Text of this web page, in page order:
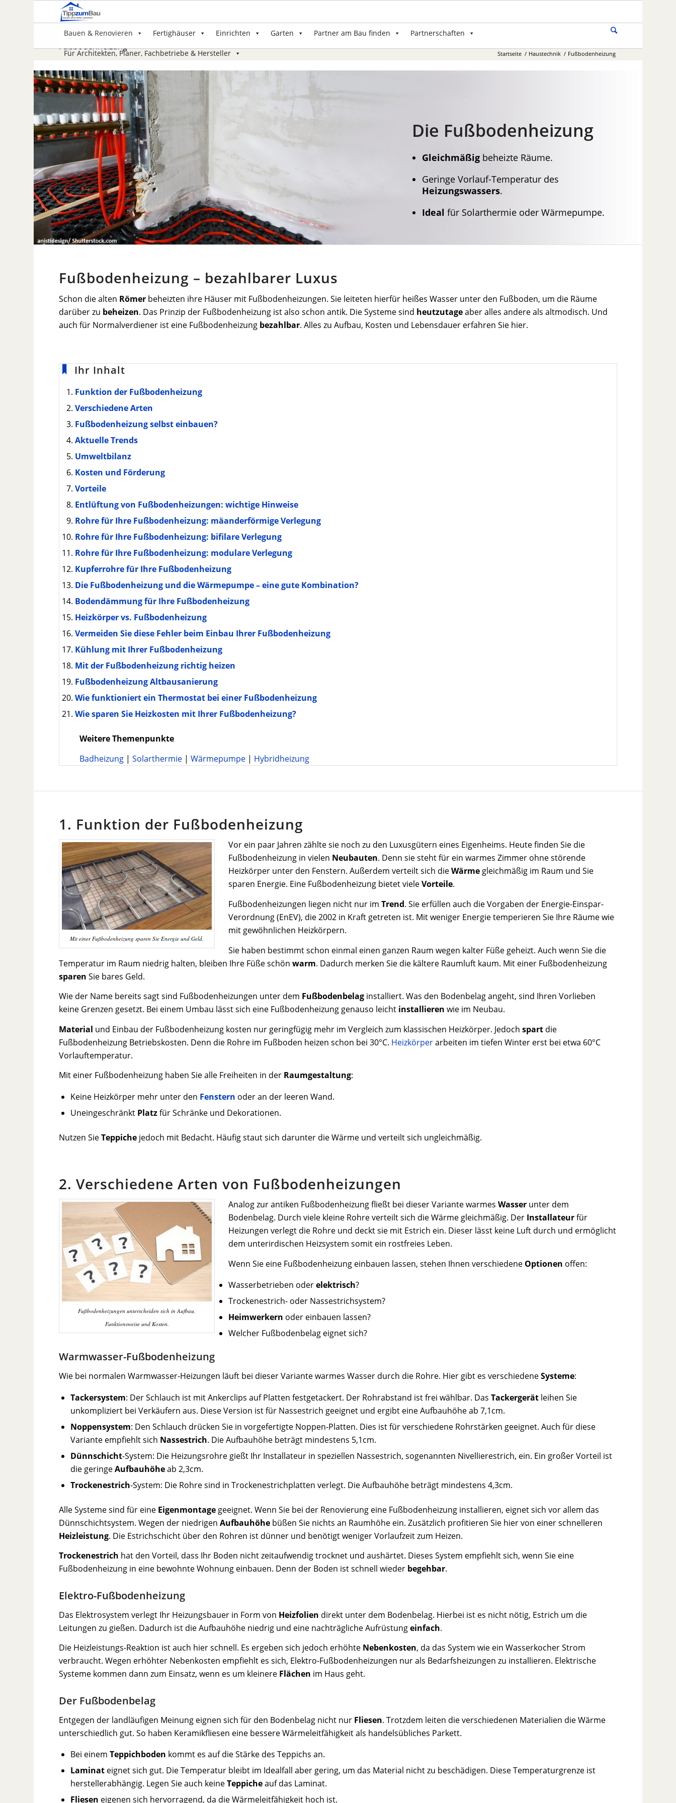
Bauen & Renovieren Fertighäuser Einrichten Garten Partner am Bau finden Partnerschaften
Für Architekten, Planer, Fachbetriebe & Hersteller
Fußbodenheizung
Startseite / Haustechnik / Fußbodenheizung
Die Fußbodenheizung
Gleichmäßigbeheizte Räume.
Geringe Vorlauf-Temperatur des
Heizungswassers.
Ideal für Solarthermie oder Wärmepumpe.
Fußbodenheizung – bezahlbarer Luxus
Schon die alten Römer beheizten ihre Häuser mit Fußbodenheizungen. Sie leiteten hierfür heißes Wasser unter den Fußboden, um die Räume
darüber zu beheizen. Das Prinzip der Fußbodenheizung ist also schon antik. Die Systeme sind heutzutageaber alles andere als altmodisch. Und
auch für Normalverdiener ist eine Fußbodenheizung bezahlbar. Alles zu Aufbau, Kosten und Lebensdauer erfahren Sie hier.
Ihr Inhalt
Funktion der Fußbodenheizung
Verschiedene Arten
Fußbodenheizung selbst einbauen?
Aktuelle Trends
Umweltbilanz
Kosten und Förderung
Vorteile
Entlüftung von Fußbodenheizungen: wichtige Hinweise
Rohre für Ihre Fußbodenheizung: mäanderförmige Verlegung
Rohre für Ihre Fußbodenheizung: bifilare Verlegung
Rohre für Ihre Fußbodenheizung: modulare Verlegung
Kupferrohre für Ihre Fußbodenheizung
Die Fußbodenheizung und die Wärmepumpe – eine gute Kombination?
Bodendämmung für Ihre Fußbodenheizung
Heizkörper vs. Fußbodenheizung
Vermeiden Sie diese Fehler beim Einbau Ihrer Fußbodenheizung
Kühlung mit Ihrer Fußbodenheizung
Mit der Fußbodenheizung richtig heizen
Fußbodenheizung Altbausanierung
Wie funktioniert ein Thermostat bei einer Fußbodenheizung
Wie sparen Sie Heizkosten mit Ihrer Fußbodenheizung?
Weitere Themenpunkte
Badheizung |Solarthermie |Wärmepumpe | Hybridheizung
1. Funktion der Fußbodenheizung
Mit einer Fußbodenheizung sparen Sie Energie und Geld.
Vor ein paar Jahren zählte sie noch zu den Luxusgütern eines Eigenheims. Heute finden Sie die
Fußbodenheizung in vielen Neubauten. Denn sie steht für ein warmes Zimmer ohne störende
Heizkörper unter den Fenstern. Außerdem verteilt sich dieWärme gleichmäßig im Raum und Sie
sparen Energie. Eine Fußbodenheizung bietet vieleVorteile.
Fußbodenheizungen liegen nicht nur imTrend. Sie erfüllen auch die Vorgaben der Energie-Einspar-
Verordnung (EnEV), die 2002 in Kraft getreten ist. Mit weniger Energie temperieren Sie Ihre Räume wie
mit gewöhnlichen Heizkörpern.
Sie haben bestimmt schon einmal einen ganzen Raum wegen kalter Füße geheizt. Auch wenn Sie die
Temperatur im Raum niedrig halten, bleiben Ihre Füße schönwarm. Dadurch merken Sie die kältere Raumluft kaum. Mit einer Fußbodenheizung
sparen Sie bares Geld.
Wie der Name bereits sagt sind Fußbodenheizungen unter dem Fußbodenbelag installiert. Was den Bodenbelag angeht, sind Ihren Vorlieben
keine Grenzen gesetzt. Bei einem Umbau lässt sich eine Fußbodenheizung genauso leicht installieren wie im Neubau.
Material und Einbau der Fußbodenheizung kosten nur geringfügig mehr im Vergleich zum klassischen Heizkörper. Jedochspart die
Fußbodenheizung Betriebskosten. Denn die Rohre im Fußboden heizen schon bei 30°C. Heizkörperarbeiten im tiefen Winter erst bei etwa 60°C
Vorlauftemperatur.
Mit einer Fußbodenheizung haben Sie alle Freiheiten in der Raumgestaltung:
Keine Heizkörper mehr unter den Fenstern oder an der leeren Wand.
Uneingeschränkt Platzfür Schränke und Dekorationen.
Nutzen SieTeppiche jedoch mit Bedacht. Häufig staut sich darunter die Wärme und verteilt sich ungleichmäßig.
2. Verschiedene Arten von Fußbodenheizungen
Fußbodenheizungen unterscheiden sich in Aufbau,
Funktionsweise und Kosten.
Analog zur antiken Fußbodenheizung fließt bei dieser Variante warmesWasser unter dem
Bodenbelag. Durch viele kleine Rohre verteilt sich die Wärme gleichmäßig. Der Installateurfür
Heizungen verlegt die Rohre und deckt sie mit Estrich ein. Dieser lässt keine Luft durch und ermöglicht
dem unterirdischen Heizsystem somit ein rostfreies Leben.
Wenn Sie eine Fußbodenheizung einbauen lassen, stehen Ihnen verschiedene Optionen offen:
Wasserbetrieben oderelektrisch?
Trockenestrich- oder Nassestrichsystem?
Heimwerkern oder einbauen lassen?
Welcher Fußbodenbelag eignet sich?
Warmwasser-Fußbodenheizung
Wie bei normalen Warmwasser-Heizungen läuft bei dieser Variante warmes Wasser durch die Rohre. Hier gibt es verschiedeneSysteme:
Tackersystem: Der Schlauch ist mit Ankerclips auf Platten festgetackert. Der Rohrabstand ist frei wählbar. DasTackergerät leihen Sie
unkompliziert bei Verkäufern aus. Diese Version ist für Nassestrich geeignet und ergibt eine Aufbauhöhe ab 7,1cm.
Noppensystem: Den Schlauch drücken Sie in vorgefertigte Noppen-Platten. Dies ist für verschiedene Rohrstärken geeignet. Auch für diese
Variante empfiehlt sich Nassestrich. Die Aufbauhöhe beträgt mindestens 5,1cm.
Dünnschicht-System: Die Heizungsrohre gießt Ihr Installateur in speziellen Nassestrich, sogenannten Nivellierestrich, ein. Ein großer Vorteil ist
die geringeAufbauhöheab 2,3cm.
Trockenestrich-System: Die Rohre sind in Trockenestrichplatten verlegt. Die Aufbauhöhe beträgt mindestens 4,3cm.
Alle Systeme sind für eine Eigenmontage geeignet. Wenn Sie bei der Renovierung eine Fußbodenheizung installieren, eignet sich vor allem das
Dünnschichtsystem. Wegen der niedrigenAufbauhöhe büßen Sie nichts an Raumhöhe ein. Zusätzlich profitieren Sie hier von einer schnelleren
Heizleistung. Die Estrichschicht über den Rohren ist dünner und benötigt weniger Vorlaufzeit zum Heizen.
Trockenestrich hat den Vorteil, dass Ihr Boden nicht zeitaufwendig trocknet und aushärtet. Dieses System empfiehlt sich, wenn Sie eine
Fußbodenheizung in eine bewohnte Wohnung einbauen. Denn der Boden ist schnell wieder begehbar.
Elektro-Fußbodenheizung
Das Elektrosystem verlegt Ihr Heizungsbauer in Form von Heizfolien direkt unter dem Bodenbelag. Hierbei ist es nicht nötig, Estrich um die
Leitungen zu gießen. Dadurch ist die Aufbauhöhe niedrig und eine nachträgliche Aufrüstungeinfach.
Die Heizleistungs-Reaktion ist auch hier schnell. Es ergeben sich jedoch erhöhte Nebenkosten, da das System wie ein Wasserkocher Strom
verbraucht. Wegen erhöhter Nebenkosten empfiehlt es sich, Elektro-Fußbodenheizungen nur als Bedarfsheizungen zu installieren. Elektrische
Systeme kommen dann zum Einsatz, wenn es um kleinere Flächen im Haus geht.
Der Fußbodenbelag
Entgegen der landläufigen Meinung eignen sich für den Bodenbelag nicht nur Fliesen. Trotzdem leiten die verschiedenen Materialien die Wärme
unterschiedlich gut. So haben Keramikfliesen eine bessere Wärmeleitfähigkeit als handelsübliches Parkett.
Bei einemTeppichboden kommt es auf die Stärke des Teppichs an.
Laminat eignet sich gut. Die Temperatur bleibt im Idealfall aber gering, um das Material nicht zu beschädigen. Diese Temperaturgrenze ist
herstellerabhängig. Legen Sie auch keineTeppicheauf das Laminat.
Fliesen eigenen sich hervorragend, da die Wärmeleitfähigkeit hoch ist.